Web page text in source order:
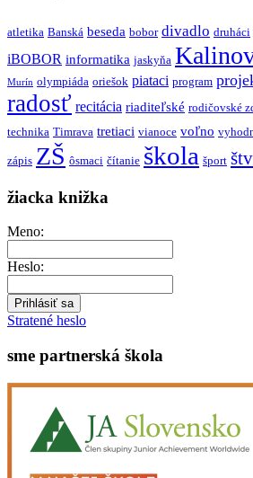
atletika Banská beseda bobor divadlo druháci
iBOBOR informatika jaskyňa
Murín olympiáda oriešok piataci program
radosť recitácia riaditeľské rodičovské
technika Timrava tretiaci vianoce voľno
zápis ZŠ ôsmaci čítanie škola šport
žiacka knižka
Meno:
Heslo:
Stratené heslo
sme partnerská škola